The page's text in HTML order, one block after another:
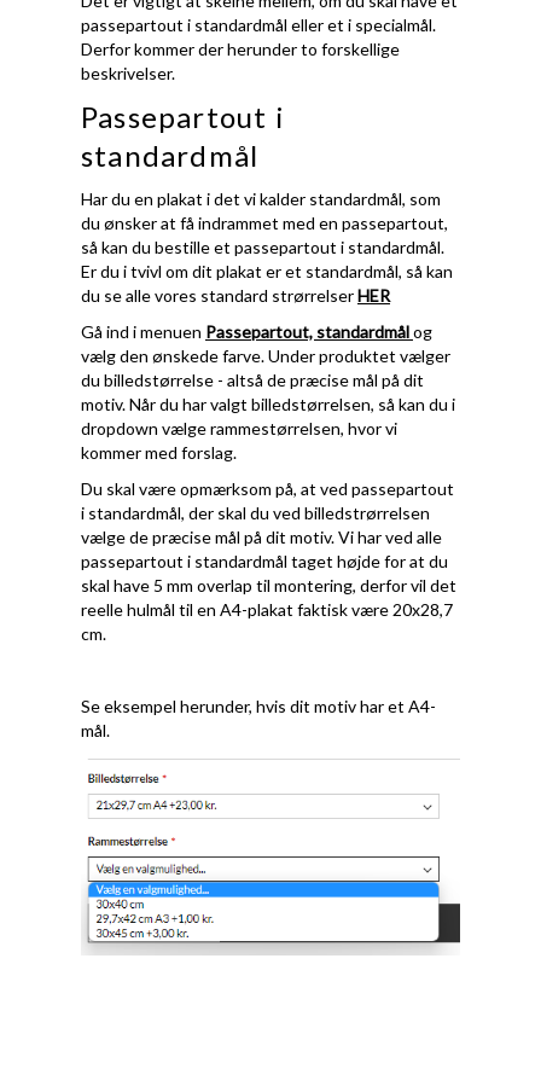
passepartout i standardmål eller et i specialmål.
Derfor kommer der herunder to forskellige
beskrivelser.
Passepartout i
standardmål
Har du en plakat i det vi kalder standardmål, som
du ønsker at få indrammet med en passepartout,
så kan du bestille et passepartout i standardmål.
Er du i tvivl om dit plakat er et standardmål, så kan
du se alle vores standard strørrelserHER
Gå ind i menuen Passepartout, standardmålog
vælg den ønskede farve. Under produktet vælger
du billedstørrelse - altså de præcise mål på dit
motiv. Når du har valgt billedstørrelsen, så kan du i
dropdown vælge rammestørrelsen, hvor vi
kommer med forslag.
Du skal være opmærksom på, at ved passepartout
i standardmål, der skal du ved billedstrørrelsen
vælge de præcise mål på dit motiv. Vi har ved alle
passepartout i standardmål taget højde for at du
skal have 5 mm overlap til montering, derfor vil det
reelle hulmål til en A4-plakat faktisk være 20x28,7
cm.
Se eksempel herunder, hvis dit motiv har et A4-
mål.